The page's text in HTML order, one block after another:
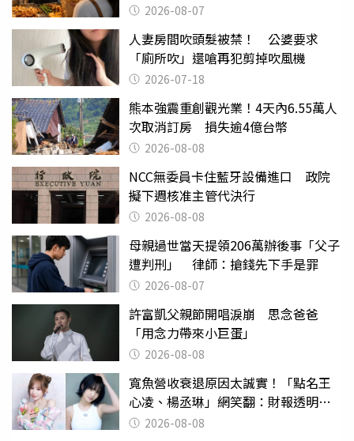
2026-08-07
人妻房間吹頭髮被禁！ 公婆要求
「廁所吹」還嗆再犯剪掉吹風機
2026-07-18
熊本強震重創觀光業！4天內6.55萬人
次取消訂房 損失逾4億台幣
2026-08-08
NCC無委員卡住藍牙設備進口 政院
擬下週核准主管代決行
2026-08-08
母親過世當天提領206萬辦後事「父子
遭判刑」 律師：搶錢先下手是罪
2026-08-07
許富凱父親節開唱淚崩 思念爸爸
「用念力帶來小巨蛋」
2026-08-08
寬魚營收衰退原因太誠實！「點名王
心凌、楊丞琳」網笑翻：財報透明度
滿分2026-08-08